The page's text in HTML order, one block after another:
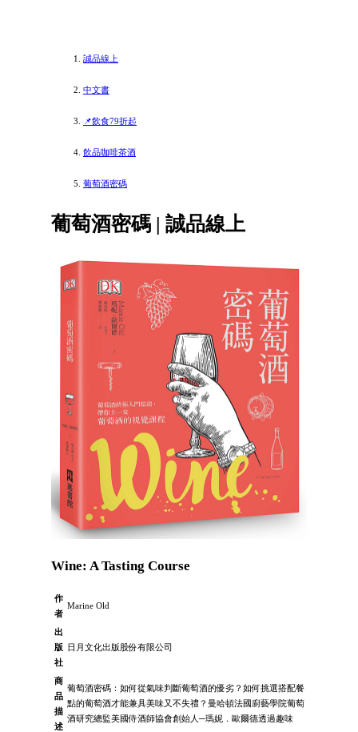
誠品線上
中文書
📌飲食79折起
飲品咖啡茶酒
葡萄酒密碼
葡萄酒密碼 | 誠品線上
Wine: A Tasting Course
作
者
Marine Old
出
版
社
日月文化出版股份有限公司
商
品
描
述
葡萄酒密碼：如何從氣味判斷葡萄酒的優劣？如何挑選搭配餐
點的葡萄酒才能兼具美味又不失禮？曼哈頓法國廚藝學院葡萄
酒研究總監美國侍酒師協會創始人─瑪妮．歐爾德透過趣味